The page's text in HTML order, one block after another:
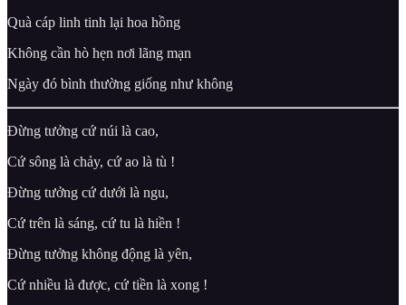
Quà cáp linh tinh lại hoa hồng
Không cần hò hẹn nơi lãng mạn
Ngày đó bình thường giống như không
Đừng tưởng cứ núi là cao,
Cứ sông là chảy, cứ ao là tù !
Đừng tưởng cứ dưới là ngu,
Cứ trên là sáng, cứ tu là hiền !
Đừng tưởng không động là yên,
Cứ nhiều là được, cứ tiền là xong !